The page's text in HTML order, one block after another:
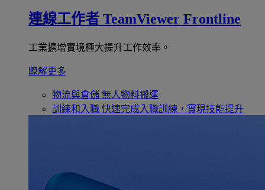
連線工作者 TeamViewer Frontline
工業擴增實境極大提升工作效率。
瞭解更多
物流與倉儲 無人物料搬運
訓練和入職 快速完成入職訓練，實現技能提升